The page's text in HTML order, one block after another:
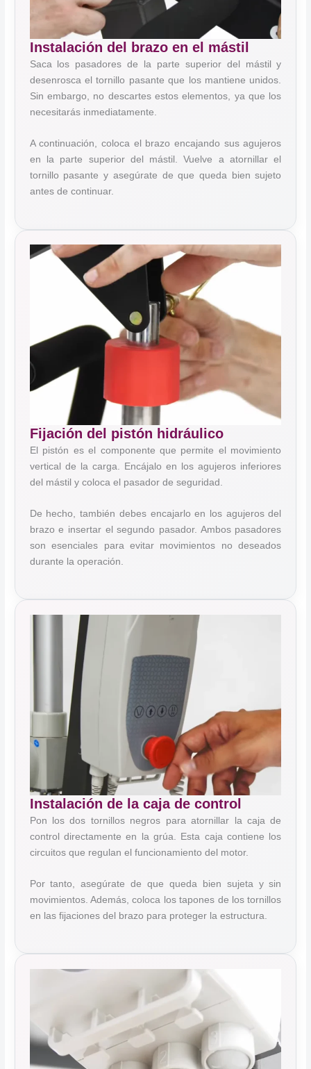
Instalación del brazo en el mástil
Saca los pasadores de la parte superior del mástil y
desenrosca el tornillo pasante que los mantiene unidos.
Sin embargo, no descartes estos elementos, ya que los
necesitarás inmediatamente.
A continuación, coloca el brazo encajando sus agujeros
en la parte superior del mástil. Vuelve a atornillar el
tornillo pasante y asegúrate de que queda bien sujeto
antes de continuar.
Fijación del pistón hidráulico
El pistón es el componente que permite el movimiento
vertical de la carga. Encájalo en los agujeros inferiores
del mástil y coloca el pasador de seguridad.
De hecho, también debes encajarlo en los agujeros del
brazo e insertar el segundo pasador. Ambos pasadores
son esenciales para evitar movimientos no deseados
durante la operación.
Instalación de la caja de control
Pon los dos tornillos negros para atornillar la caja de
control directamente en la grúa. Esta caja contiene los
circuitos que regulan el funcionamiento del motor.
Por tanto, asegúrate de que queda bien sujeta y sin
movimientos. Además, coloca los tapones de los tornillos
en las fijaciones del brazo para proteger la estructura.